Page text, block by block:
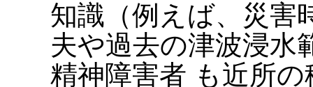
知識（例えば、災害
夫や過去の津波浸水
精神障害者 も近所